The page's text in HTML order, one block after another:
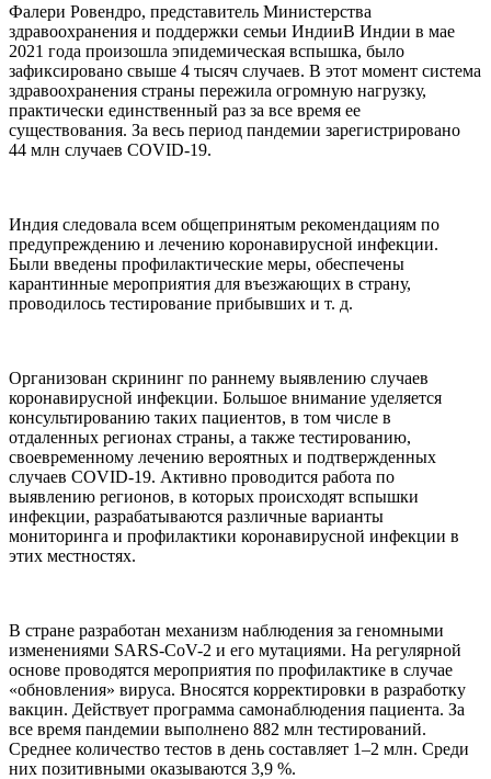
Фалери Ровендро, представитель Министерства
здравоохранения и поддержки семьи ИндииВ Индии в мае
2021 года произошла эпидемическая вспышка, было
зафиксировано свыше 4 тысяч случаев. В этот момент система
здравоохранения страны пережила огромную нагрузку,
практически единственный раз за все время ее
существования. За весь период пандемии зарегистрировано
44 млн случаев COVID-19.
Индия следовала всем общепринятым рекомендациям по
предупреждению и лечению коронавирусной инфекции.
Были введены профилактические меры, обеспечены
карантинные мероприятия для въезжающих в страну,
проводилось тестирование прибывших и т. д.
Организован скрининг по раннему выявлению случаев
коронавирусной инфекции. Большое внимание уделяется
консультированию таких пациентов, в том числе в
отдаленных регионах страны, а также тестированию,
своевременному лечению вероятных и подтвержденных
случаев COVID-19. Активно проводится работа по
выявлению регионов, в которых происходят вспышки
инфекции, разрабатываются различные варианты
мониторинга и профилактики коронавирусной инфекции в
этих местностях.
В стране разработан механизм наблюдения за геномными
изменениями SARS-CoV-2 и его мутациями. На регулярной
основе проводятся мероприятия по профилактике в случае
«обновления» вируса. Вносятся корректировки в разработку
вакцин. Действует программа самонаблюдения пациента. За
все время пандемии выполнено 882 млн тестирований.
Среднее количество тестов в день составляет 1–2 млн. Среди
них позитивными оказываются 3,9 %.